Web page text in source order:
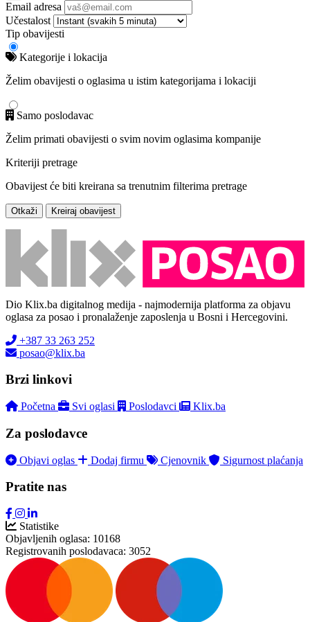
Email adresa
Učestalost
Tip obavijesti
Kategorije i lokacija
Želim obavijesti o oglasima u istim kategorijama i lokaciji
Samo poslodavac
Želim primati obavijesti o svim novim oglasima kompanije
Kriteriji pretrage
Obavijest će biti kreirana sa trenutnim filterima pretrage
Otkaži Kreiraj obavijest
Dio Klix.ba digitalnog medija - najmodernija platforma za objavu
oglasa za posao i pronalaženje zaposlenja u Bosni i Hercegovini.
+387 33 263 252
posao@klix.ba
Brzi linkovi
Početna Svi oglasi Poslodavci Klix.ba
Za poslodavce
Objavi oglas Dodaj firmu Cjenovnik Sigurnost plaćanja
Pratite nas
Statistike
Objavljenih oglasa: 10168
Registrovanih poslodavaca: 3052